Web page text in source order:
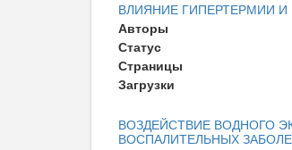
ВЛИЯНИЕ ГИПЕРТЕРМИИ
Авторы
Статус
Страницы
Загрузки
ВОЗДЕЙСТВИЕ ВОДНОГО
ВОСПАЛИТЕЛЬНЫХ